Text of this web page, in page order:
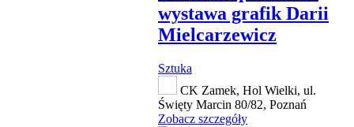
wystawa grafik Darii
Mielcarzewicz
Sztuka
CK Zamek, Hol Wielki, ul.
Święty Marcin 80/82, Poznań
Zobacz szczegóły